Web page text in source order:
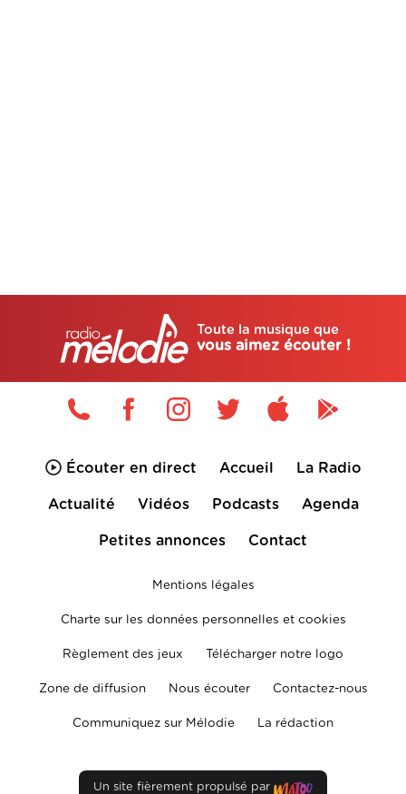
Toute la musique que
vous aimez écouter !
Écouter en direct Accueil La Radio
Actualité Vidéos Podcasts Agenda
Petites annonces Contact
Mentions légales
Charte sur les données personnelles et cookies
Règlement des jeux Télécharger notre logo
Zone de diffusion Nous écouter Contactez-nous
Communiquez sur Mélodie La rédaction
Un site fièrement propulsé par